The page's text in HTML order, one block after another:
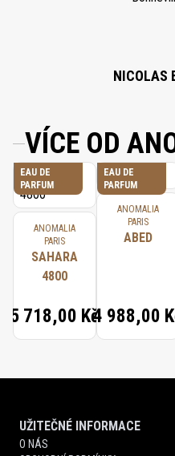
NICOLAS
VÍCE OD
EAU DE
PARFUM
ANOMALIA
PARIS
SAHARA
4800
5 718,00 Kč
EAU DE
PARFUM
ANOMALIA
PARIS
ABED
4 988,00
UŽITEČNÉ INFORMACE
O NÁS